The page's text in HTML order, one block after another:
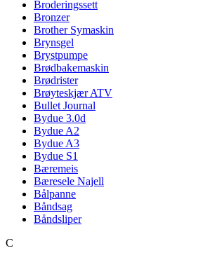
Broderingssett
Bronzer
Brother Symaskin
Brynsgel
Brystpumpe
Brødbakemaskin
Brødrister
Brøyteskjær ATV
Bullet Journal
Bydue 3.0d
Bydue A2
Bydue A3
Bydue S1
Bæremeis
Bæresele Najell
Bålpanne
Båndsag
Båndsliper
C